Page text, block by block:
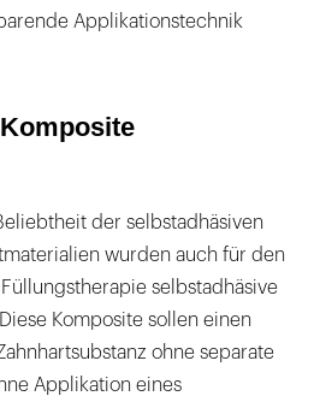
Applikationstechnik
der selbstadhäsiven
wurden auch für den
selbstadhäsive
Komposite sollen einen
ohne separate
Applikation eines